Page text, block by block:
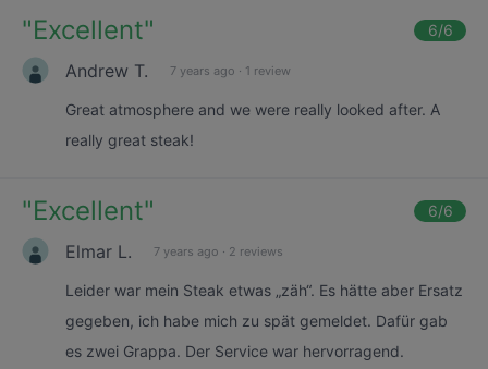
"Excellent" 6/6
Andrew T. 7 years ago · 1 review
Great atmosphere and we were really looked after. A
really great steak!
"Excellent" 6/6
Elmar L. 7 years ago · 2 reviews
Leider war mein Steak etwas „zäh“. Es hätte aber Ersatz
gegeben, ich habe mich zu spät gemeldet. Dafür gab
es zwei Grappa. Der Service war hervorragend.